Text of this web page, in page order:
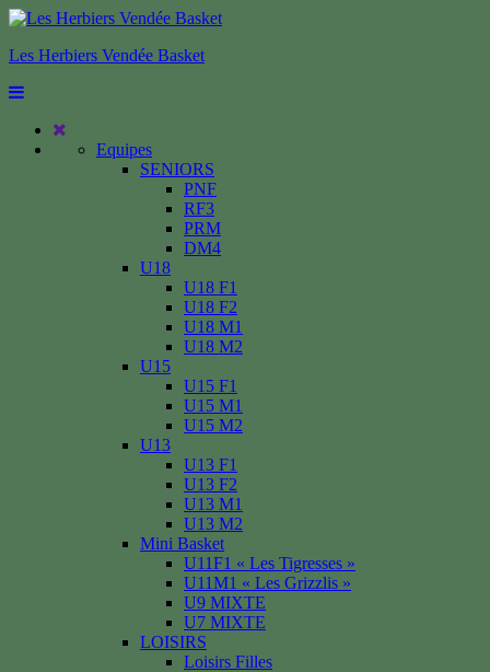
Les Herbiers Vendée Basket
Equipes
SENIORS
PNF
RF3
PRM
DM4
U18
U18 F1
U18 F2
U18 M1
U18 M2
U15
U15 F1
U15 M1
U15 M2
U13
U13 F1
U13 F2
U13 M1
U13 M2
Mini Basket
U11F1 « Les Tigresses »
U11M1 « Les Grizzlis »
U9 MIXTE
U7 MIXTE
LOISIRS
Loisirs Filles